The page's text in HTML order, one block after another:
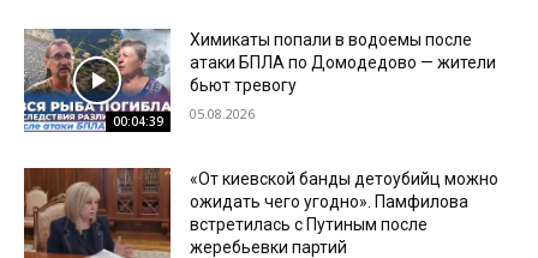
00:04:39
Химикаты попали в водоемы после
атаки БПЛА по Домодедово — жители
бьют тревогу
05.08.2026
«От киевской банды детоубийц можно
ожидать чего угодно». Памфилова
встретилась с Путиным после
жеребьевки партий